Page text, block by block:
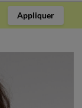
Appliquer